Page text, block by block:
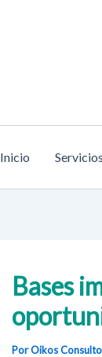
Inicio Servicios
Bases
Por Oikos